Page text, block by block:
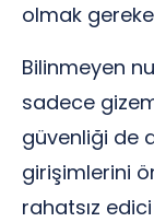
olmak
Bilinmeyen
sadece
güvenliği de
girişimlerini
rahatsız